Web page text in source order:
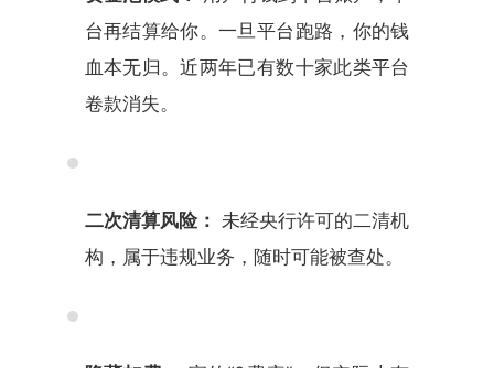
台再结算给你。一旦平台跑路，你的钱
血本无归。近两年已有数十家此类平台
卷款消失。
二次清算风险： 未经央行许可的二清机
构，属于违规业务，随时可能被查处。